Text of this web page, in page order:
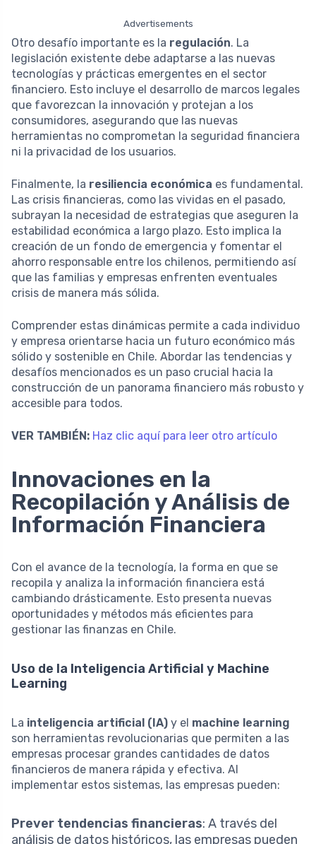
Advertisements
Otro desafío importante es la regulación. La
legislación existente debe adaptarse a las nuevas
tecnologías y prácticas emergentes en el sector
financiero. Esto incluye el desarrollo de marcos legales
que favorezcan la innovación y protejan a los
consumidores, asegurando que las nuevas
herramientas no comprometan la seguridad financiera
ni la privacidad de los usuarios.
Finalmente, la resiliencia económica es fundamental.
Las crisis financieras, como las vividas en el pasado,
subrayan la necesidad de estrategias que aseguren la
estabilidad económica a largo plazo. Esto implica la
creación de un fondo de emergencia y fomentar el
ahorro responsable entre los chilenos, permitiendo así
que las familias y empresas enfrenten eventuales
crisis de manera más sólida.
Comprender estas dinámicas permite a cada individuo
y empresa orientarse hacia un futuro económico más
sólido y sostenible en Chile. Abordar las tendencias y
desafíos mencionados es un paso crucial hacia la
construcción de un panorama financiero más robusto y
accesible para todos.
VER TAMBIÉN: Haz clic aquí para leer otro artículo
Innovaciones en la
Recopilación y Análisis de
Información Financiera
Con el avance de la tecnología, la forma en que se
recopila y analiza la información financiera está
cambiando drásticamente. Esto presenta nuevas
oportunidades y métodos más eficientes para
gestionar las finanzas en Chile.
Uso de la Inteligencia Artificial y Machine
Learning
La inteligencia artificial (IA) y el machine learning
son herramientas revolucionarias que permiten a las
empresas procesar grandes cantidades de datos
financieros de manera rápida y efectiva. Al
implementar estos sistemas, las empresas pueden:
Prever tendencias financieras: A través del
análisis de datos históricos, las empresas pueden